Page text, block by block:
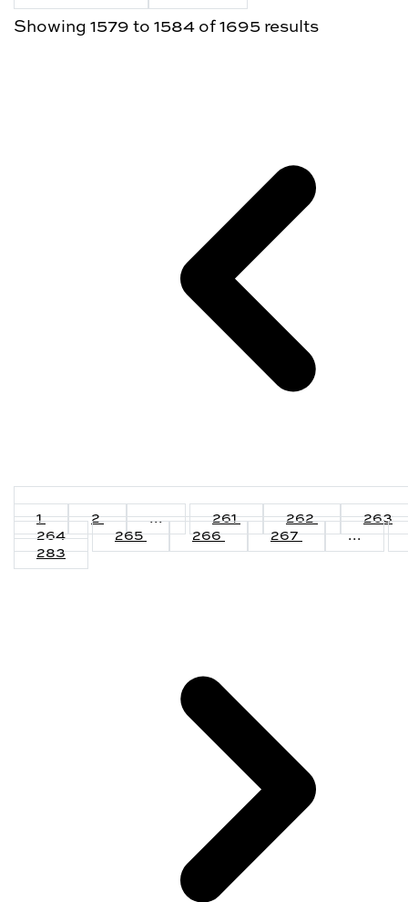
Showing 1579 to 1584 of 1695 results
1 2 ... 261 262
263
264
265 266 267
...
283